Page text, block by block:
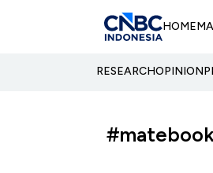
HOME
RESEARCHOPINION